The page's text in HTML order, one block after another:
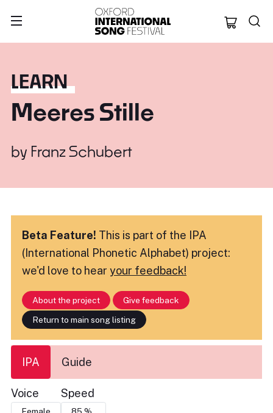
Oxford
LEARN
Meeres Stille
by Franz Schubert
Beta Feature! This is part of the IPA
(International Phonetic Alphabet) project:
we'd love to hear your feedback!
About the project
Give feedback
Return to main song listing
IPA Guide
Voice Speed